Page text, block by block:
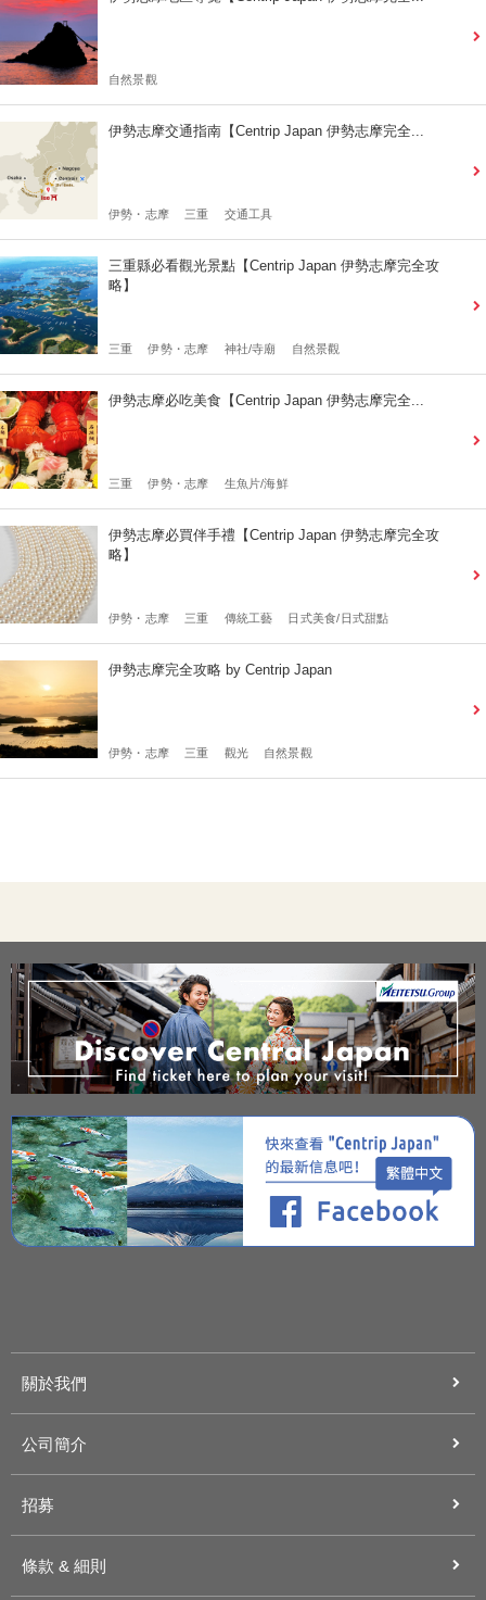
自然景觀
伊勢志摩交通指南【Centrip Japan 伊勢志摩完全...
伊勢・志摩 三重 交通工具
三重縣必看觀光景點【Centrip Japan 伊勢志摩完全攻
略】
三重 伊勢・志摩 神社/寺廟 自然景觀
伊勢志摩必吃美食【Centrip Japan 伊勢志摩完全...
三重 伊勢・志摩 生魚片/海鮮
伊勢志摩必買伴手禮【Centrip Japan 伊勢志摩完全攻
略】
伊勢・志摩 三重 傳統工藝 日式美食/日式甜點
伊勢志摩完全攻略 by Centrip Japan
伊勢・志摩 三重 觀光 自然景觀
關於我們
公司簡介
招募
條款 & 細則